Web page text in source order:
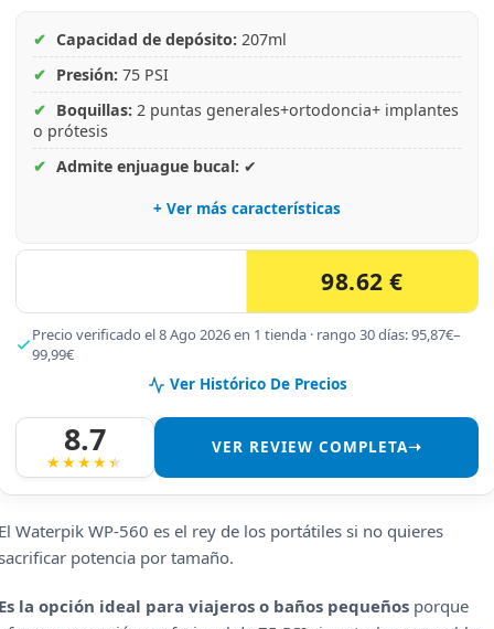
✔ Capacidad de depósito: 207ml
✔ Presión: 75 PSI
✔ Boquillas: 2 puntas generales+ortodoncia+ implantes
o prótesis
✔ Admite enjuague bucal: ✔
+ Ver más características
98.62 €
Precio verificado el 8 Ago 2026 en 1 tienda · rango 30 días: 95,87€–
99,99€
Ver Histórico De Precios
8.7 VER REVIEW COMPLETA➝
Waterpik WP-560 es el rey de los portátiles si no quieres
potencia por tamaño.
la opción ideal para viajeros o baños pequeños porque